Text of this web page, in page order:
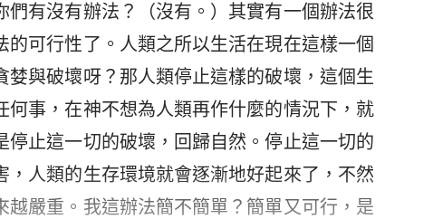
有沒有辦法？（沒有。）其實有一個辦法很
可行性了。人類之所以生活在現在這樣一個
與破壞呀？那人類停止這樣的破壞，這個生
事，在神不想為人類再作什麼的情況下，就
止這一切的破壞，回歸自然。停止這一切的
人類的生存環境就會逐漸地好起來了，不然
嚴重。我這辦法簡不簡單？簡單又可行，是